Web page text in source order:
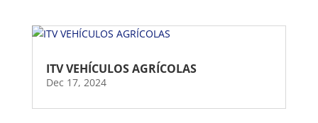
ITV VEHÍCULOS AGRÍCOLAS
Dec 17, 2024